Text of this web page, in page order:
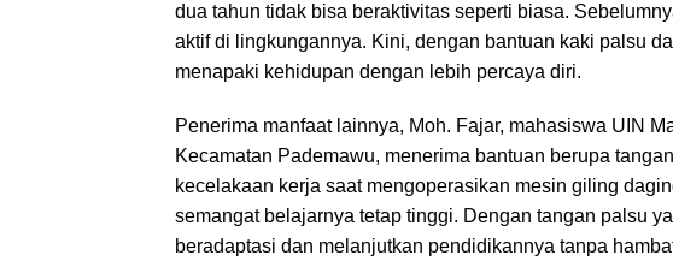
dua tahun tidak bisa beraktivitas seperti biasa.
aktif di lingkungannya. Kini, dengan bantuan kaki palsu
menapaki kehidupan dengan lebih percaya diri.
Penerima manfaat lainnya, Moh. Fajar, mahasiswa UIN
Kecamatan Pademawu, menerima bantuan berupa
kecelakaan kerja saat mengoperasikan mesin giling
semangat belajarnya tetap tinggi. Dengan tangan palsu
beradaptasi dan melanjutkan pendidikannya tanpa